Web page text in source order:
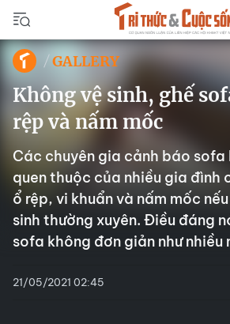
GALLERY
Không vệ sinh, ghế
rệp và nấm mốc
Các chuyên gia cảnh báo
quen thuộc của nhiều gia đình
ổ rệp, vi khuẩn và nấm mốc
sinh thường xuyên. Điều đáng
sofa không đơn giản như nhiều
21/05/2021 02:45